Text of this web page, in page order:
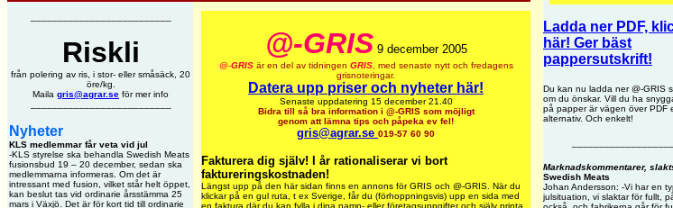
Ladda ner PDF,
här! Ger bäst
pappersutskrift!
Du kan nu ladda ner @-GRIS
om du önskar. Vill du ha
på papper är vägen över PDF
alternativ. Och enkelt!
Marknadskommentarer,
Swedish Meats
Johan Andersson: -Vi har en
julsituation, vi slaktar för fullt,
Riskli
från polering av ris, i stor- eller småsäck, 20
öre/kg.
Maila gris@agrar.se för mer info
Nyheter
KLS medlemmar får veta vid jul
-KLS styrelse ska behandla Swedish Meats
fusionsbud 19 – 20 december, sedan ska
medlemmarna informeras. Om det är
intressant med fusion, vilket står helt öppet,
kan beslut tas vid ordinarie årsstämma 25
mars i Växjö. Det är för kort tid till ordinarie
@-GRIS 9 december 2005
@-GRIS är en del av tidningen GRIS, med senaste nytt och fredagens
grisnoteringar.
Datera upp priser och nyheter här!
Senaste uppdatering 15 december 21.40
Bidra till så bra information i @-GRIS som möjligt
genom att lämna tips och påpeka ev fel!
gris@agrar.se 019-57 60 90
Fakturera dig själv! I år rationaliserar vi bort
faktureringskostnaden!
Längst upp på den här sidan finns en annons för GRIS och @-GRIS. När du
klickar på en gul ruta, t ex Sverige, får du (förhoppningsvis) upp en sida med
en faktura där du kan fylla i dina namn- eller företagsuppgifter och själv printa